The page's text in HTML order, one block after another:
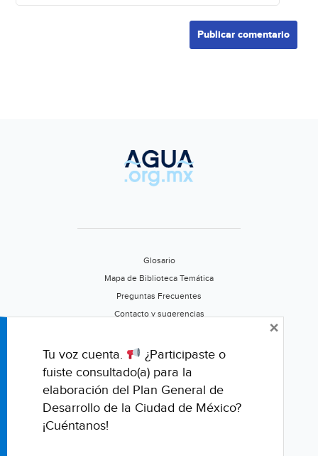
Glosario
Mapa de Biblioteca Temática
Preguntas Frecuentes
Contacto y sugerencias
Califica este portal
Tu voz cuenta.
¿Participaste o
fuiste consultado(a) para la
elaboración del Plan General de
Desarrollo de la Ciudad de México?
¡Cuéntanos!
×